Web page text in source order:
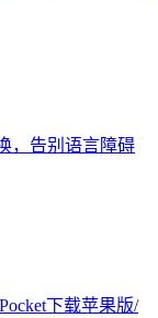
，告别语言障碍
下载苹果版/